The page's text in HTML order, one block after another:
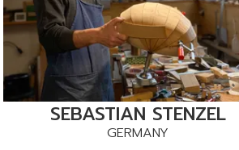
SEBASTIAN STENZEL
GERMANY